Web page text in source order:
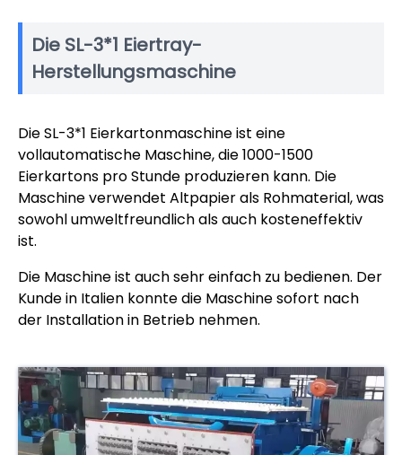
Die SL-3*1 Eiertray-
Herstellungsmaschine
Die SL-3*1 Eierkartonmaschine ist eine
vollautomatische Maschine, die 1000-1500
Eierkartons pro Stunde produzieren kann. Die
Maschine verwendet Altpapier als Rohmaterial, was
sowohl umweltfreundlich als auch kosteneffektiv
ist.
Die Maschine ist auch sehr einfach zu bedienen. Der
Kunde in Italien konnte die Maschine sofort nach
der Installation in Betrieb nehmen.